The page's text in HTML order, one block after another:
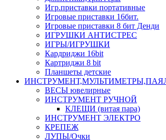
Игр.приставки портативные
Игровые приставки 16бит.
Игровые приставки 8 бит Денди
ИГРУШКИ АНТИСТРЕС
ИГРЫ/ИГРУШКИ
Кардриджи 16bit
Картриджи 8 bit
Планшеты детские
ВЕСЫ ювелирные
ИНСТРУМЕНТ РУЧНОЙ
КЛЕЩИ (витая пара)
ИНСТРУМЕНТ ЭЛЕКТРО
КРЕПЕЖ
ЛУПЫ/Очки